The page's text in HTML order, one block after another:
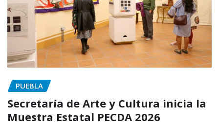
PUEBLA
Secretaría de Arte y Cultura inicia la
Muestra Estatal PECDA 2026